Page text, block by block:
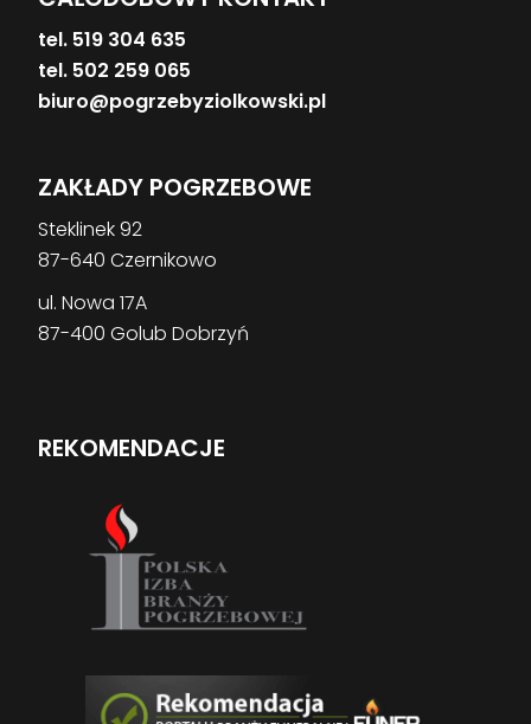
tel. 519 304 635
tel. 502 259 065
biuro@pogrzebyziolkowski.pl
ZAKŁADY POGRZEBOWE
Steklinek 92
87-640 Czernikowo
ul. Nowa 17A
87-400 Golub Dobrzyń
REKOMENDACJE